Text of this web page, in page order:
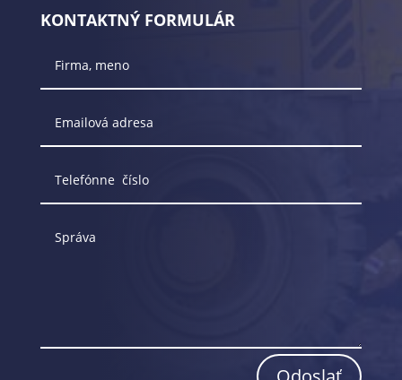
KONTAKTNÝ FORMULÁR